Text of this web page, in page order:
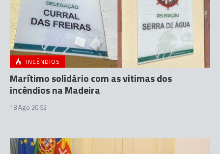
INCÊNDIOS
Marítimo solidário com as vitimas dos
incêndios na Madeira
18 Ago 20:52